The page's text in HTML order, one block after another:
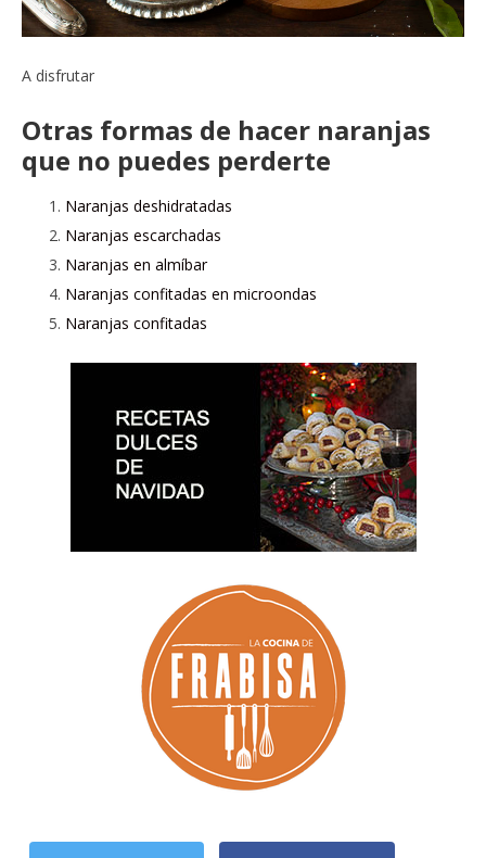
A disfrutar
Otras formas de hacer naranjas
que no puedes perderte
Naranjas deshidratadas
Naranjas escarchadas
Naranjas en almíbar
Naranjas confitadas en microondas
Naranjas confitadas